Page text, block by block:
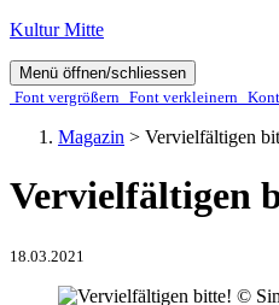
Kultur Mitte
Menü öffnen/schliessen
Font ver­­größern Font ver­­kleinern
Magazin > Vervielfältigen
Vervielfältigen
18.03.2021